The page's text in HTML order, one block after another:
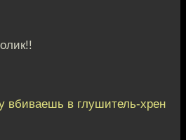
вбиваешь в глушитель-хрен